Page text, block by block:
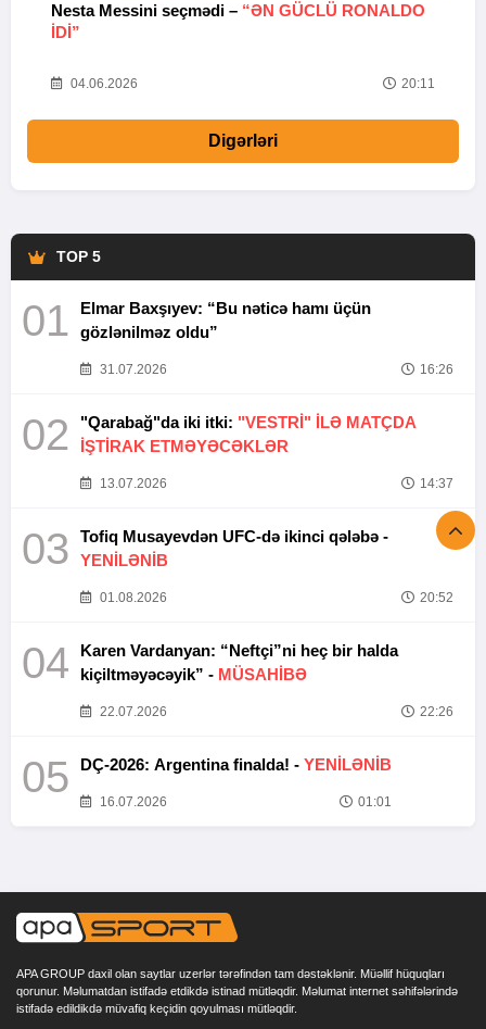
Nesta Messini seçmədi – “ƏN GÜCLÜ RONALDO
IDI”
04.06.2026 20:11
Digərləri
TOP 5
01
Elmar Baxşıyev: “Bu nəticə hamı üçün
gözlənilməz oldu”
31.07.2026 16:26
02 "Qarabağ"da iki itki: "VESTRİ" İLƏ MATÇDA
İŞTİRAK ETMƏYƏCƏKLƏR
13.07.2026 14:37
03
Tofiq Musayevdən UFC-də ikinci qələbə -
YENİLƏNİB
01.08.2026 20:52
04
Karen Vardanyan: “Neftçi”ni heç bir halda
kiçiltməyəcəyik” - MÜSAHİBƏ
22.07.2026 22:26
05 DÇ-2026: Argentina finalda! - YENİLƏNİB
16.07.2026 01:01
APA GROUP daxil olan saytlar uzerlər tərəfindən tam dəstəklənir. Müəllif hüquqları
qorunur. Məlumatdan istifadə etdikdə istinad mütləqdir. Məlumat internet səhifələrində
istifadə edildikdə müvafiq keçidin qoyulması mütləqdir.